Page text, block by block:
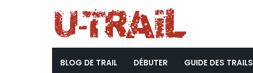
BLOG DE TRAIL DÉBUTER GUIDE DES TRAILS